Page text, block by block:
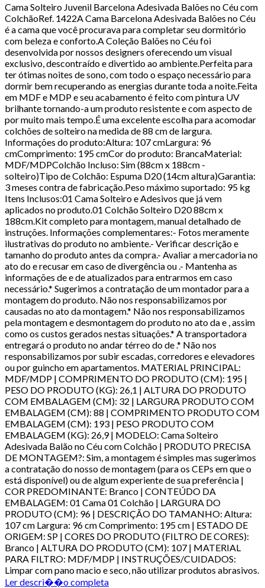
Cama Solteiro Juvenil Barcelona Adesivada Balões no Céu com
ColchãoRef. 1422A Cama Barcelona Adesivada Balões no Céu
é a cama que você procurava para completar seu dormitório
com beleza e conforto.A Coleção Balões no Céu foi
desenvolvida por nossos designers oferecendo um visual
exclusivo, descontraído e divertido ao ambiente.Perfeita para
ter ótimas noites de sono, com todo o espaço necessário para
dormir bem recuperando as energias durante toda a noite.Feita
em MDF e MDP e seu acabamento é feito com pintura UV
brilhante tornando-a um produto resistente e com aspecto de
por muito mais tempo.É uma excelente escolha para acomodar
colchões de solteiro na medida de 88 cm de largura.
Informações do produto:Altura: 107 cmLargura: 96
cmComprimento: 195 cmCor do produto: BrancaMaterial:
MDF/MDPColchão Incluso: Sim (88cm x 188cm -
solteiro)Tipo de Colchão: Espuma D20 (14cm altura)Garantia:
3 meses contra de fabricação.Peso máximo suportado: 95 kg
Itens Inclusos:01 Cama Solteiro e Adesivos que já vem
aplicados no produto.01 Colchão Solteiro D20 88cm x
188cm.Kit completo para montagem, manual detalhado de
instruções. Informações complementares:- Fotos meramente
ilustrativas do produto no ambiente.- Verificar descrição e
tamanho do produto antes da compra.- Avaliar a mercadoria no
ato do e recusar em caso de divergência ou .- Mantenha as
informações de e de atualizados para entrarmos em caso
necessário.* Sugerimos a contratação de um montador para a
montagem do produto. Não nos responsabilizamos por
causadas no ato da montagem.* Não nos responsabilizamos
pela montagem e desmontagem do produto no ato da e , assim
como os custos gerados nestas situações.* A transportadora
entregará o produto no andar térreo do de .* Não nos
responsabilizamos por subir escadas, corredores e elevadores
ou por guincho em apartamentos. MATERIAL PRINCIPAL:
MDF/MDP | COMPRIMENTO DO PRODUTO (CM): 195 |
PESO DO PRODUTO (KG): 26,1 | ALTURA DO PRODUTO
COM EMBALAGEM (CM): 32 | LARGURA PRODUTO COM
EMBALAGEM (CM): 88 | COMPRIMENTO PRODUTO COM
EMBALAGEM (CM): 193 | PESO PRODUTO COM
EMBALAGEM (KG): 26,9 | MODELO: Cama Solteiro
Adesivada Balão no Céu com Colchão | PRODUTO PRECISA
DE MONTAGEM?: Sim, a montagem é simples mas sugerimos
a contratação do nosso de montagem (para os CEPs em que o
está disponível) ou de algum experiente de sua preferência |
COR PREDOMINANTE: Branco | CONTEÚDO DA
EMBALAGEM: 01 Cama 01 Colchão | LARGURA DO
PRODUTO (CM): 96 | DESCRIÇÃO DO TAMANHO: Altura:
107 cm Largura: 96 cm Comprimento: 195 cm | ESTADO DE
ORIGEM: SP | CORES DO PRODUTO (FILTRO DE CORES):
Branco | ALTURA DO PRODUTO (CM): 107 | MATERIAL
PARA FILTRO: MDF/MDP | INSTRUÇÕES/CUIDADOS:
Limpar com pano macio e seco, não utilizar produtos abrasivos.
Ler descri��o completa